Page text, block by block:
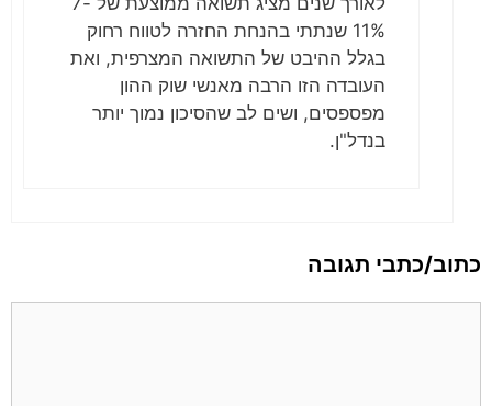
11% שנתתי בהנחת החזרה לטווח רחוק
בגלל ההיבט של התשואה המצרפית, ואת
העובדה הזו הרבה מאנשי שוק ההון
מפספסים, ושים לב שהסיכון נמוך יותר
בנדל"ן.
כתוב/כתבי תגובה